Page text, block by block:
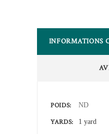
INFORMATIONS
POIDS ND
YARDS 1 yard